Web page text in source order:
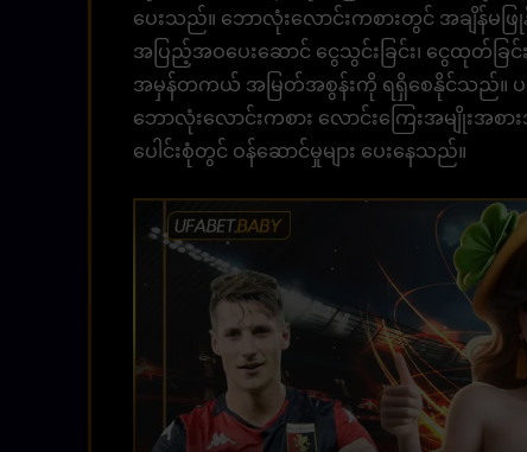
ပေးသည်။ ဘောလုံးလောင်းကစားတွင် အချိန်မဖ
အပြည့်အဝပေးဆောင် ငွေသွင်းခြင်း၊ ငွေထုတ်ခြင်
အမှန်တကယ် အမြတ်အစွန်းကို ရရှိစေနိုင်သည်။ ပင်
ဘောလုံးလောင်းကစား လောင်းကြေးအမျိုးအ
ပေါင်းစုံတွင် ဝန်ဆောင်မှုများ ပေးနေသည်။